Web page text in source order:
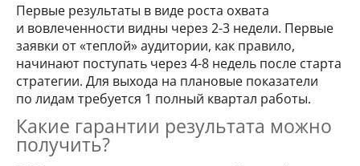
Первые результаты в виде роста охвата
и вовлеченности видны через 2-3 недели. Первые
заявки от «теплой» аудитории, как правило,
начинают поступать через 4-8 недель после старта
стратегии. Для выхода на плановые показатели
по лидам требуется 1 полный квартал работы.
Какие гарантии результата можно
получить?